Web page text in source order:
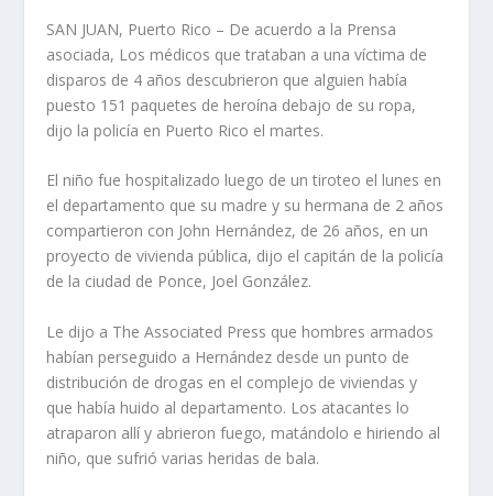
SAN JUAN, Puerto Rico – De acuerdo a la Prensa
asociada, Los médicos que trataban a una víctima de
disparos de 4 años descubrieron que alguien había
puesto 151 paquetes de heroína debajo de su ropa,
dijo la policía en Puerto Rico el martes.
El niño fue hospitalizado luego de un tiroteo el lunes en
el departamento que su madre y su hermana de 2 años
compartieron con John Hernández, de 26 años, en un
proyecto de vivienda pública, dijo el capitán de la policía
de la ciudad de Ponce, Joel González.
Le dijo a The Associated Press que hombres armados
habían perseguido a Hernández desde un punto de
distribución de drogas en el complejo de viviendas y
que había huido al departamento. Los atacantes lo
atraparon allí y abrieron fuego, matándolo e hiriendo al
niño, que sufrió varias heridas de bala.